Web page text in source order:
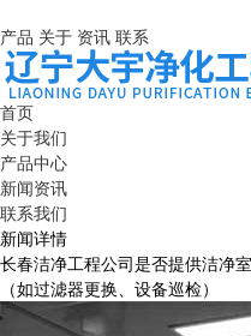
产品 关于 资讯 联系
首页
关于我们
产品中心
新闻资讯
联系我们
新闻详情
长春洁净工程公司是否提供洁净
（如过滤器更换、设备巡检）